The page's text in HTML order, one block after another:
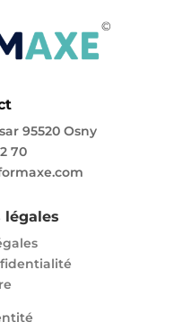
95520 Osny
70
légales